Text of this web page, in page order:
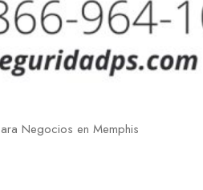
Negocios en Memphis